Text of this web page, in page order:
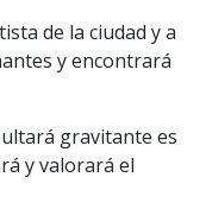
de la ciudad y a
y encontrará
gravitante es
y valorará el